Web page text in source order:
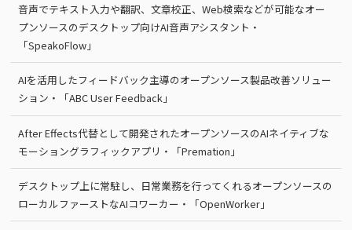
音声でテキスト入力や翻訳、文章校正、Web検索などが可能なオー
プンソースのデスクトップ向けAI音声アシスタント・
「SpeakoFlow」
AIを活用したフィードバック主導のオープンソース製品改善ソリュー
ション・「ABC User Feedback」
After Effects代替として開発されたオープンソースのAIネイティブな
モーショングラフィックアプリ・「Premation」
デスクトップ上に常駐し、日常業務を行ってくれるオープンソースの
ローカルファーストなAIコワーカー・「OpenWorker」